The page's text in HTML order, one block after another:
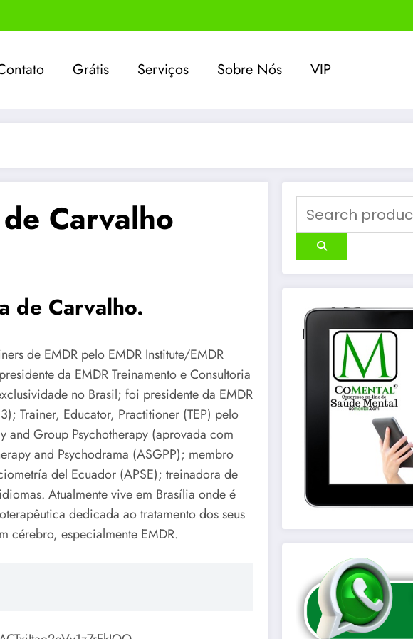
Grátis Serviços Sobre Nós VIP
Carvalho
de Carvalho.
de EMDR pelo EMDR Institute/EMDR
da EMDR Treinamento e Consultoria
no Brasil; foi presidente da EMDR
Trainer, Educator, Practitioner (TEP) pelo
and Group Psychotherapy (aprovada com
and Psychodrama (ASGPP); membro
del Ecuador (APSE); treinadora de
Atualmente vive em Brasília onde é
dedicada ao tratamento dos seus
cérebro, especialmente EMDR.